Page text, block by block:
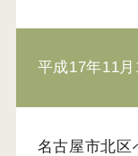
平成17年11月
名古屋市北区